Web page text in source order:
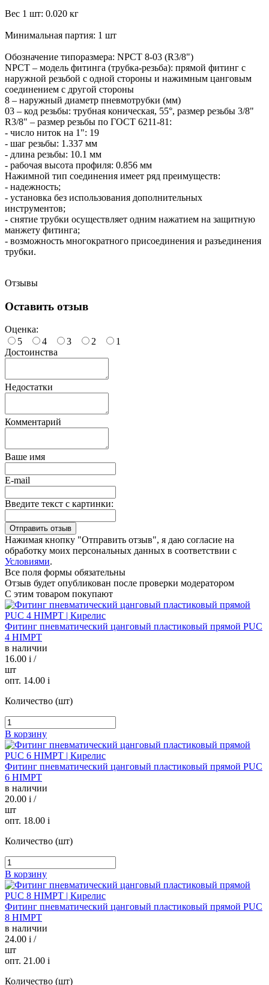
Вес 1 шт: 0.020 кг
Минимальная партия: 1 шт
Обозначение типоразмера: NPCT 8-03 (R3/8")
NPCT – модель фитинга (трубка-резьба): прямой фитинг с
наружной резьбой с одной стороны и нажимным цанговым
соединением с другой стороны
8 – наружный диаметр пневмотрубки (мм)
03 – код резьбы: трубная коническая, 55°, размер резьбы 3/8"
R3/8" – размер резьбы по ГОСТ 6211-81:
- число ниток на 1": 19
- шаг резьбы: 1.337 мм
- длина резьбы: 10.1 мм
- рабочая высота профиля: 0.856 мм
Нажимной тип соединения имеет ряд преимуществ:
- надежность;
- установка без использования дополнительных
инструментов;
- снятие трубки осуществляет одним нажатием на защитную
манжету фитинга;
- возможность многократного присоединения и разъединения
трубки.
Отзывы
Оставить отзыв
Оценка:
5
4 3 2
1
Достоинства
Недостатки
Комментарий
Ваше имя
E-mail
Введите текст с картинки:
Нажимая кнопку "Отправить отзыв", я даю согласие на
обработку моих персональных данных в соответствии с
Условиями.
Все поля формы обязательны
Отзыв будет опубликован после проверки модератором
С этим товаром покупают
Фитинг пневматический цанговый пластиковый прямой PUC
4 HIMPT
в наличии
16.00 i /
шт
опт. 14.00 i
Количество (шт)
В корзину
Фитинг пневматический цанговый пластиковый прямой PUC
6 HIMPT
в наличии
20.00 i /
шт
опт. 18.00 i
Количество (шт)
В корзину
Фитинг пневматический цанговый пластиковый прямой PUC
8 HIMPT
в наличии
24.00 i /
шт
опт. 21.00 i
Количество (шт)